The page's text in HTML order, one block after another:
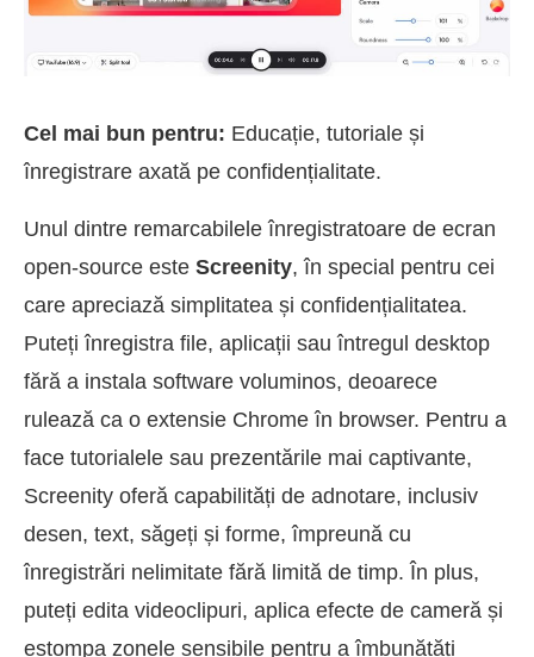
Cel mai bun pentru: Educație, tutoriale și
înregistrare axată pe confidențialitate.
Unul dintre remarcabilele înregistratoare de ecran
open-source este Screenity, în special pentru cei
care apreciază simplitatea și confidențialitatea.
Puteți înregistra file, aplicații sau întregul desktop
fără a instala software voluminos, deoarece
rulează ca o extensie Chrome în browser. Pentru a
face tutorialele sau prezentările mai captivante,
Screenity oferă capabilități de adnotare, inclusiv
desen, text, săgeți și forme, împreună cu
înregistrări nelimitate fără limită de timp. În plus,
puteți edita videoclipuri, aplica efecte de cameră și
estompa zonele sensibile pentru a îmbunătăți